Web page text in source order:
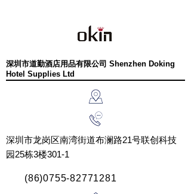
co.,ltd.
Guangdong
yayu hotel
co.,ltd.
Jiangmen East
Kitchenware
CO.,Ltd
建乐士工业
公司 KINOX
INDUSTRIAL
(SHENZHEN)
CO.,LTD.
广州泰通行厨
具酒店用品有
限公司 TAI
TONG HOTEL
UTENSILS
深圳市道勤酒店用品有限公司 Shenzhen Doking
Hotel Supplies Ltd
深圳市龙岗区南湾街道布澜路21号联创科技
园25栋3楼301-1
(86)0755-82771281